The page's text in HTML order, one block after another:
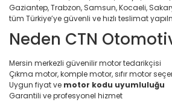
Gaziantep, Trabzon, Samsun, Kocaeli,
tüm Türkiye’ye güvenli ve hızlı teslimat
Neden CTN
Mersin merkezli güvenilir motor tedarikçisi
Çıkma motor, komple motor, sıfır motor
Uygun fiyat ve motor kodu uyumluluğu
Garantili ve profesyonel hizmet